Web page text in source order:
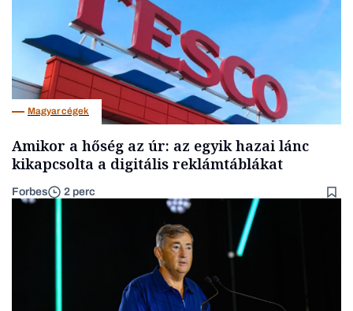
Magyar cégek
Amikor a hőség az úr: az egyik hazai lánc
kikapcsolta a digitális reklámtáblákat
Forbes 2 perc